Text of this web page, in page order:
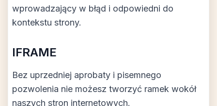
wprowadzający w błąd i odpowiedni do
kontekstu strony.
IFRAME
Bez uprzedniej aprobaty i pisemnego
pozwolenia nie możesz tworzyć ramek wokół
naszych stron internetowych.